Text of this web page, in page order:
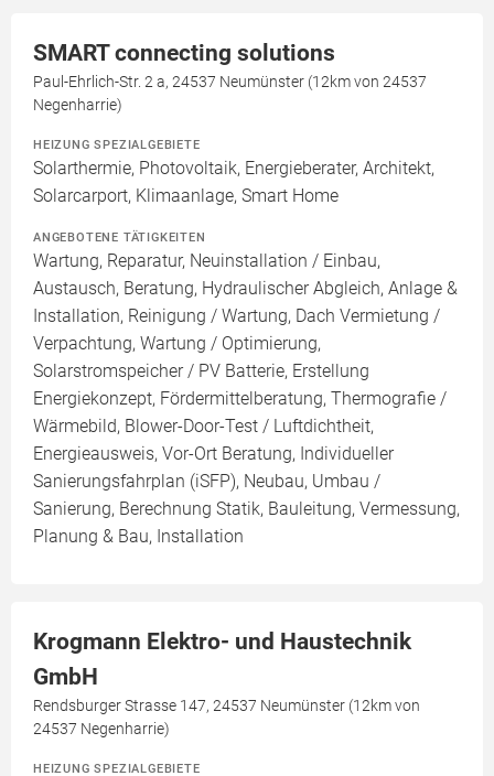
SMART connecting solutions
Paul-Ehrlich-Str. 2 a, 24537 Neumünster (12km von 24537
Negenharrie)
HEIZUNG SPEZIALGEBIETE
Solarthermie, Photovoltaik, Energieberater, Architekt,
Solarcarport, Klimaanlage, Smart Home
ANGEBOTENE TÄTIGKEITEN
Wartung, Reparatur, Neuinstallation / Einbau,
Austausch, Beratung, Hydraulischer Abgleich, Anlage &
Installation, Reinigung / Wartung, Dach Vermietung /
Verpachtung, Wartung / Optimierung,
Solarstromspeicher / PV Batterie, Erstellung
Energiekonzept, Fördermittelberatung, Thermografie /
Wärmebild, Blower-Door-Test / Luftdichtheit,
Energieausweis, Vor-Ort Beratung, Individueller
Sanierungsfahrplan (iSFP), Neubau, Umbau /
Sanierung, Berechnung Statik, Bauleitung, Vermessung,
Planung & Bau, Installation
Krogmann Elektro- und Haustechnik
GmbH
Rendsburger Strasse 147, 24537 Neumünster (12km von
24537 Negenharrie)
HEIZUNG SPEZIALGEBIETE